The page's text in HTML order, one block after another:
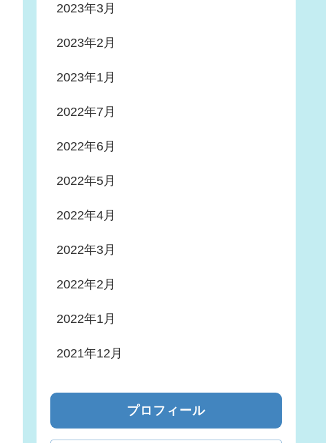
2023年3月
2023年2月
2023年1月
2022年7月
2022年6月
2022年5月
2022年4月
2022年3月
2022年2月
2022年1月
2021年12月
プロフィール